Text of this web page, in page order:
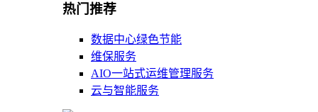
热门推荐
数据中心绿色节能
维保服务
AIO一站式运维管理服务
云与智能服务